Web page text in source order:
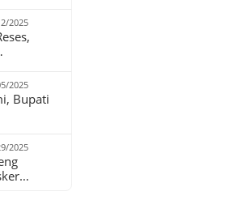
2025
2025
Bupati
2025